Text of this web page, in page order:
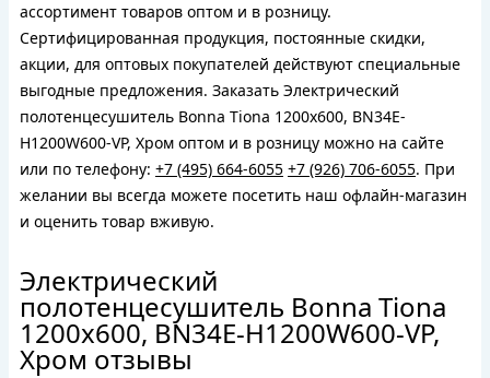
ассортимент товаров оптом и в розницу.
Сертифицированная продукция, постоянные скидки,
акции, для оптовых покупателей действуют специальные
выгодные предложения. Заказать Электрический
полотенцесушитель Bonna Tiona 1200x600, BN34E-
H1200W600-VP, Хром оптом и в розницу можно на сайте
или по телефону: +7 (495) 664-6055 +7 (926) 706-6055. При
желании вы всегда можете посетить наш офлайн-магазин
и оценить товар вживую.
Электрический
полотенцесушитель Bonna Tiona
1200x600, BN34E-H1200W600-VP,
Хром отзывы